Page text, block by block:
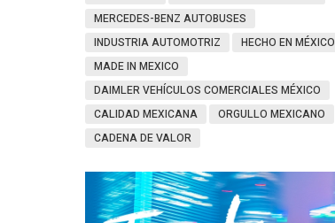
MERCEDES-BENZ AUTOBUSES
INDUSTRIA AUTOMOTRIZ
HECHO EN MÉXICO
MADE IN MEXICO
DAIMLER VEHÍCULOS COMERCIALES MÉXICO
CALIDAD MEXICANA
ORGULLO MEXICANO
CADENA DE VALOR